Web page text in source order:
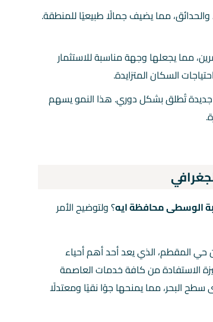
مما يضيف جمالًا طبيعيًا للمنطقة.
مما يجعلها وجهة مناسبة للاستثمار
السكان المتزايدة.
جديدة تُطلق بشكل دوري. هذا النمو يسهم
الوسطى محافظة ايه؟ ولتوضيح الأمر
حي المقطم، الذي يعد أحد أهم أحياء
الاستفادة من كافة خدمات العاصمة
البحر، مما يمنحها جوًا نقيًا ومعتدلًا